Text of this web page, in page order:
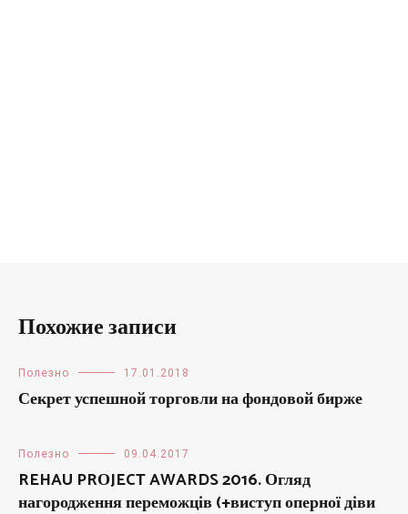
Похожие записи
Полезно 17.01.2018
Секрет успешной торговли на фондовой бирже
Полезно 09.04.2017
REHAU PRОJECT AWARDS 2016. Огляд
нагородження переможців (+виступ оперної діви